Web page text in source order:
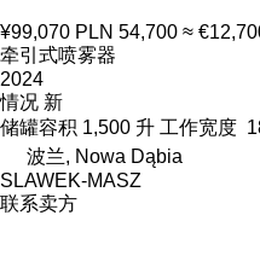
¥99,070 PLN 54,700 ≈
牵引式喷雾器
2024
情况 新
储罐容积 1,500 升 工作宽度
波兰, Nowa Dąbia
SLAWEK-MASZ
联系卖方